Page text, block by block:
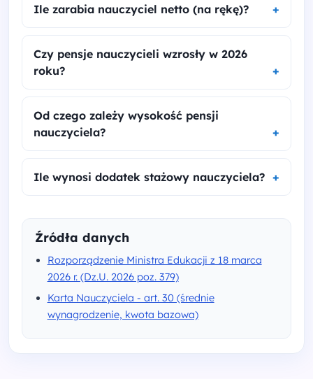
Ile zarabia nauczyciel netto (na rękę)?
Czy pensje nauczycieli wzrosły w 2026
roku?
Od czego zależy wysokość pensji
nauczyciela?
Ile wynosi dodatek stażowy nauczyciela?
Źródła danych
Rozporządzenie Ministra Edukacji z 18 marca
2026 r. (Dz.U. 2026 poz. 379)
Karta Nauczyciela - art. 30 (średnie
wynagrodzenie, kwota bazowa)